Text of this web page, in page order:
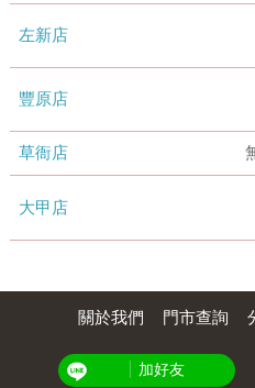
左新店
豐原店
草衙店
大甲店
關於我們 門市查詢
加好友